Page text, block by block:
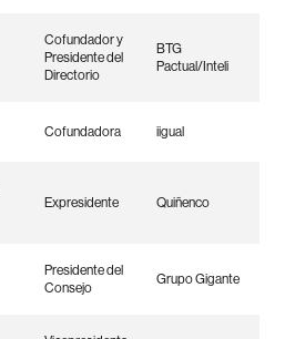
Cofundador y
Presidente del
Directorio
BTG
Pactual/Inteli
Cofundadora iigual
Expresidente Quiñenco
Presidente del
Consejo
Grupo Gigante